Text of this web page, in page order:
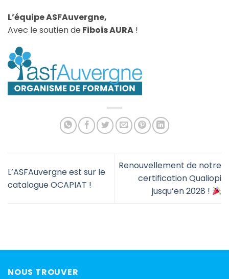
L’équipe ASFAuvergne,
Avec le soutien de Fibois AURA !
L’ASFAuvergne est sur le
catalogue OCAPIAT !
Renouvellement de notre
certification Qualiopi
jusqu’en 2028 !
NOUS TROUVER